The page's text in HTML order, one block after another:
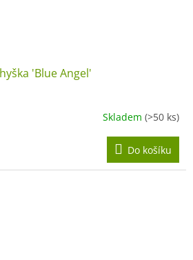
'Blue Angel'
Skladem (>50 ks)
Do košíku